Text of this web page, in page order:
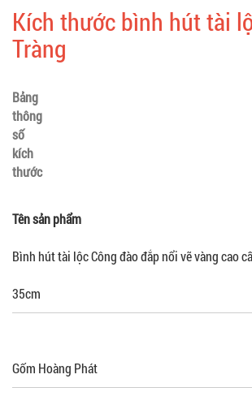
Kích thước bình hút tài
Tràng
Bảng
thông
số
kích
thước
Tên sản phẩm
Bình hút tài lộc Công đào đắp nổi vẽ vàng cao
35cm
Gốm Hoàng Phát